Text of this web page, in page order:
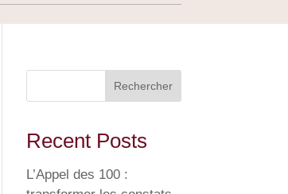
Rechercher
Recent Posts
L’Appel des 100 :